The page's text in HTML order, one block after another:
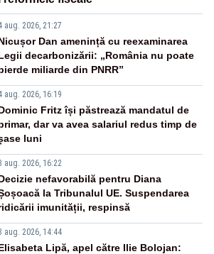
aug. 2026, 21:27
Dan amenință cu reexaminarea
decarbonizării: „România nu poate
miliarde din PNRR”
aug. 2026, 16:19
Fritz își păstrează mandatul de
dar va avea salariul redus timp de
luni
aug. 2026, 16:22
nefavorabilă pentru Diana
la Tribunalul UE. Suspendarea
imunității, respinsă
aug. 2026, 14:44
Lipă, apel către Ilie Bolojan: